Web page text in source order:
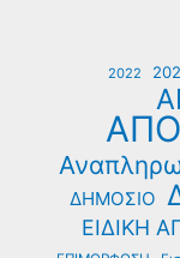
2022
ΔΗΜΟΣΙΟ
ΕΙΔΙΚΗ